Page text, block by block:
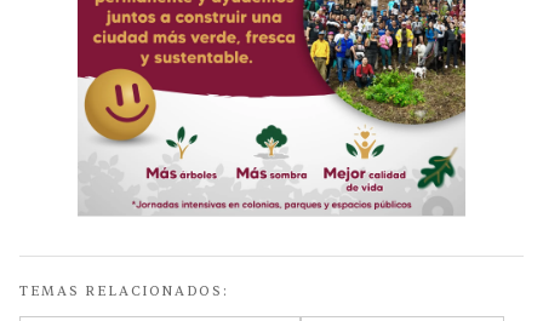
TEMAS RELACIONADOS: